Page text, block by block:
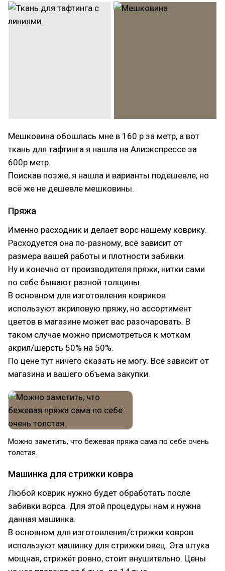
Мешковина обошлась мне в 160 р за метр, а вот
ткань для тафтинга я нашла на Алиэкспрессе за
600р метр.
Поискав позже, я нашла и варианты подешевле, но
всё же не дешевле мешковины.
Пряжа
Именно расходник и делает ворс нашему коврику.
Расходуется она по-разному, всё зависит от
размера вашей работы и плотности забивки.
Ну и конечно от производителя пряжи, нитки сами
по себе бывают разной толщины.
В основном для изготовления ковриков
используют акриловую пряжу, но ассортимент
цветов в магазине может вас разочаровать. В
таком случае можно присмотреться к моткам
акрил/шерсть 50% на 50%.
По цене тут ничего сказать не могу. Всё зависит от
магазина и вашего объема закупки.
Можно заметить, что бежевая пряжа сама по себе очень
толстая.
Машинка для стрижки ковра
Любой коврик нужно будет обработать после
забивки ворса. Для этой процедуры нам и нужна
данная машинка.
В основном для изготовления/стрижки ковров
используют машинку для стрижки овец. Эта штука
мощная, стрижёт ровно, стоит внушительно. Цены